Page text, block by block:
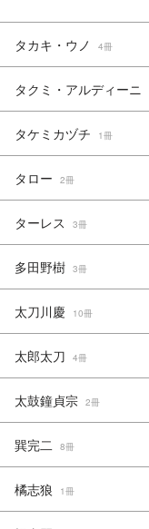
タカキ・ウノ 4冊
タクミ・アルディーニ
タケミカヅチ 1冊
タロー 2冊
ターレス 3冊
多田野樹 3冊
太刀川慶 10冊
太郎太刀 4冊
太鼓鐘貞宗 2冊
巽完二 8冊
橘志狼 1冊